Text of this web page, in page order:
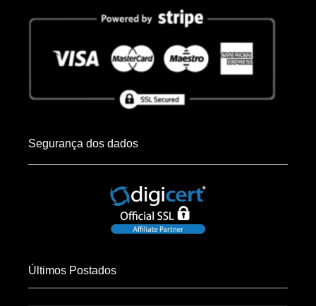
Segurança dos dados
Últimos Postados